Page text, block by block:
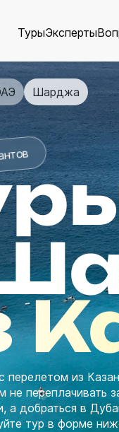
ТурыЭксперты
Шарджа
из
не переплачивать
а добраться в
тур в форме